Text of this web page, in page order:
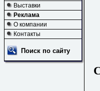
Выставки
Реклама
О компании
Контакты
Поиск по сайту